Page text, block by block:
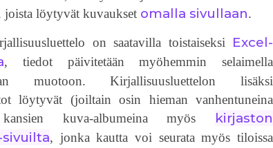
löytyvät kuvaukset omalla sivullaan.
on saatavilla toistaiseksi Excel-
, tiedot päivitetään myöhemmin selaimella
muotoon. Kirjallisuusluettelon lisäksi
löytyvät (joiltain osin hieman vanhentuneina
kuva-albumeina myös kirjaston
sivuilta, jonka kautta voi seurata myös tiloissa